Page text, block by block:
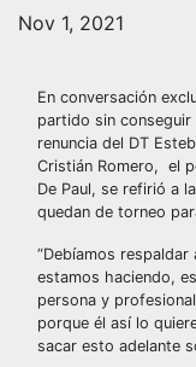
Nov 1, 2021
En conversación
partido sin
renuncia del DT
Cristián Romero, el
De Paul, se refirió a
quedan de torneo
“Debíamos
estamos haciendo,
persona y
porque él así lo
sacar esto adelante